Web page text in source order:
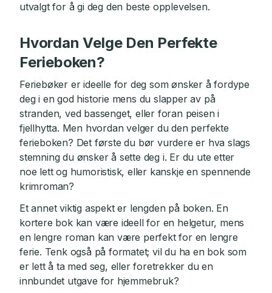
utvalgt for å gi deg den beste opplevelsen.
Hvordan Velge Den Perfekte
Ferieboken?
Feriebøker er ideelle for deg som ønsker å fordype
deg i en god historie mens du slapper av på
stranden, ved bassenget, eller foran peisen i
fjellhytta. Men hvordan velger du den perfekte
ferieboken? Det første du bør vurdere er hva slags
stemning du ønsker å sette deg i. Er du ute etter
noe lett og humoristisk, eller kanskje en spennende
krimroman?
Et annet viktig aspekt er lengden på boken. En
kortere bok kan være ideell for en helgetur, mens
en lengre roman kan være perfekt for en lengre
ferie. Tenk også på formatet; vil du ha en bok som
er lett å ta med seg, eller foretrekker du en
innbundet utgave for hjemmebruk?